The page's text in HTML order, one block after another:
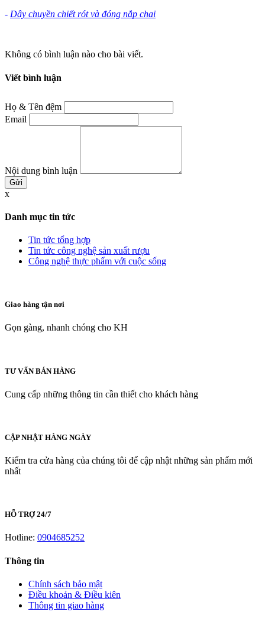
- Dây chuyền chiết rót và đóng nắp chai
Không có bình luận nào cho bài viết.
Viết bình luận
Họ & Tên đệm
Email
Nội dung bình luận
x
Danh mục tin tức
Tin tức tổng hợp
Tin tức công nghệ sản xuất rượu
Công nghệ thực phẩm với cuộc sống
Giao hàng tận nơi
Gọn gàng, nhanh chóng cho KH
TƯ VẤN BÁN HÀNG
Cung cấp những thông tin cần thiết cho khách hàng
CẬP NHẬT HÀNG NGÀY
Kiểm tra cửa hàng của chúng tôi để cập nhật những sản phẩm mới
nhất
HỖ TRỢ 24/7
Hotline: 0904685252
Thông tin
Chính sách bảo mật
Điều khoản & Điều kiên
Thông tin giao hàng